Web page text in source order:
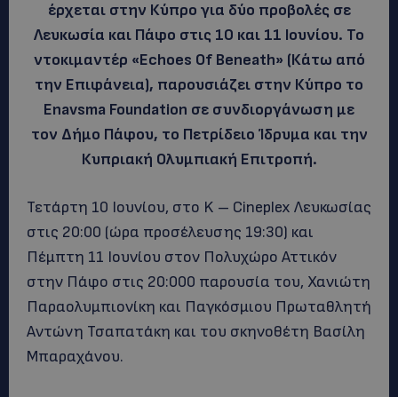
έρχεται στην Κύπρο για δύο προβολές σε
Λευκωσία και Πάφο στις 10 και 11 Ιουνίου. Το
ντοκιμαντέρ «Echoes Of Beneath» (Κάτω από
την Επιφάνεια), παρουσιάζει στην Κύπρο το
Enavsma Foundation σε συνδιοργάνωση με
τον Δήμο Πάφου, το Πετρίδειο Ίδρυμα και την
Κυπριακή Ολυμπιακή Επιτροπή.
Τετάρτη 10 Ιουνίου, στο K – Cineplex Λευκωσίας
στις 20:00 (ώρα προσέλευσης 19:30) και
Πέμπτη 11 Ιουνίου στον Πολυχώρο Αττικόν
στην Πάφο στις 20:000 παρουσία του, Χανιώτη
Παραολυμπιονίκη και Παγκόσμιου Πρωταθλητή
Αντώνη Τσαπατάκη και του σκηνοθέτη Βασίλη
Μπαραχάνου.